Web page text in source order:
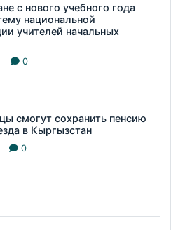
с нового учебного года
национальной
учителей начальных
0
смогут сохранить пенсию
в Кыргызстан
0